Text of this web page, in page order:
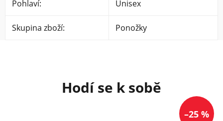
–25 %
Pohlaví: Unisex
Skupina zboží: Ponožky